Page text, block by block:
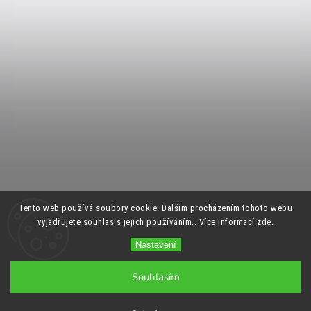
Tento web používá soubory cookie. Dalším procházením tohoto webu
vyjadřujete souhlas s jejich používáním.. Více informací zde.
Nastavení
Souhlasím